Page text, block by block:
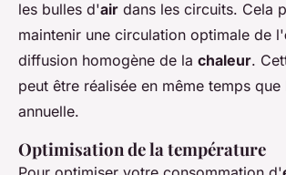
les bulles d'air dans les circuits. Cela
maintenir une circulation optimale de l'
diffusion homogène de la chaleur.
peut être réalisée en même temps
annuelle.
Optimisation de la température